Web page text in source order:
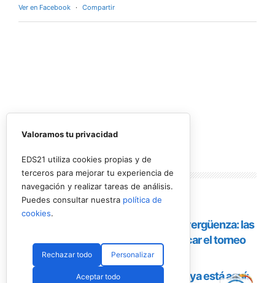
La competición se desarrollará durante tres
jornadas. Tras una fase de grupos entre el
competición. Música en directo, activaciones y
espacios de ocio completarán la programación.
Valoramos tu privacidad
EDS21 utiliza cookies propias y de
terceros para mejorar tu experiencia de
navegación y realizar tareas de análisis.
Puedes consultar nuestra política de
cookies.
Rechazar todo Personalizar
Aceptar todo